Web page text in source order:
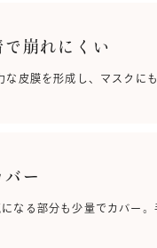
崩れにくい
な皮膜を形成し、マスクに
ー
なる部分も少量でカバー